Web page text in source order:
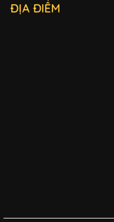
ĐỊA ĐIỂM